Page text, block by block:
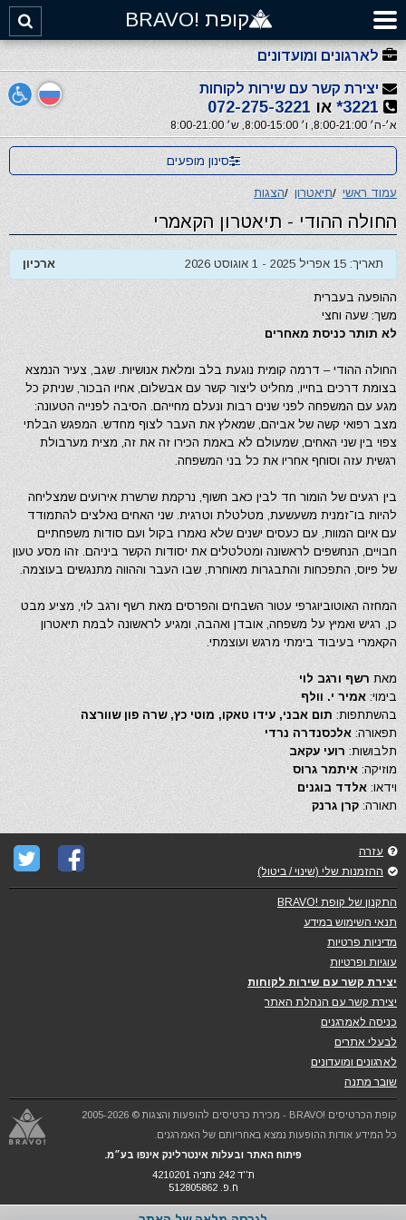
קופת !BRAVO
לארגונים ומועדונים
יצירת קשר עם שירות לקוחות
3221* או 072-275-3221
א׳-ה׳ 8:00-21:00, ו׳ 8:00-15:00, ש׳ 8:00-21:00
סינון מופעים
עמוד ראשי /תיאטרון /הצגות
החולה ההודי - תיאטרון הקאמרי
ארכיון תאריך: 15 אפריל 2025 - 1 אוגוסט 2026
ההופעה בעברית
משך: שעה וחצי
לא תותר כניסת מאחרים
החולה ההודי – דרמה קומית נוגעת בלב ומלאת אנושיות. שגב, צעיר הנמצא
בצומת דרכים בחייו, מחליט ליצור קשר עם אבשלום, אחיו הבכור, שניתק כל
מגע עם המשפחה לפני שנים רבות ונעלם מחייהם. הסיבה לפנייה הטעונה:
מצב רפואי קשה של אביהם, שמאלץ את העבר לצוף מחדש. המפגש הבלתי
צפוי בין שני האחים, שמעולם לא באמת הכירו זה את זה, מצית מערבולת
רגשית עזה וסוחף אחריו את כל בני המשפחה.
בין רגעים של הומור חד לבין כאב חשוף, נרקמת שרשרת אירועים שמצליחה
להיות בו־זמנית משעשעת, מטלטלת וטרגית. שני האחים נאלצים להתמודד
עם איום המוות, עם כעסים ישנים שלא נאמרו בקול ועם סודות משפחתיים
חבויים, הנחשפים לראשונה ומטלטלים את יסודות הקשר ביניהם. זהו מסע טעון
של פיוס, התפכחות והתבגרות מאוחרת, שבו העבר וההווה מתנגשים בעוצמה.
המחזה האוטוביוגרפי עטור השבחים והפרסים מאת רשף ורגב לוי, מציע מבט
כן, רגיש ואמיץ על משפחה, אובדן ואהבה, ומגיע לראשונה לבמת תיאטרון
הקאמרי בעיבוד בימתי מרגש ועוצמתי.
מאת רשף ורגב לוי
בימוי: אמיר י. וולף
בהשתתפות: תום אבני, עידו טאקו, מוטי כץ, שרה פון שוורצה
תפאורה: אלכסנדרה נרדי
תלבושות: רועי עקאב
מוזיקה: איתמר גרוס
וידאו: אלדד בוגנים
תאורה: קרן גרנק
עזרה
ההזמנות שלי (שינוי / ביטול)
התקנון של קופת !BRAVO
תנאי השימוש במידע
מדיניות פרטיות
עוגיות ופרטיות
יצירת קשר עם שירות לקוחות
יצירת קשר עם הנהלת האתר
כניסה לאמרגנים
לבעלי אתרים
לארגונים ומועדונים
שובר מתנה
קופת הכרטיסים !BRAVO - מכירת כרטיסים להופעות והצגות © 2005-2026
כל המידע אודות ההופעות נמצא באחריותם של האמרגנים.
פיתוח האתר ובעלות אינטרלינק אינפו בע״מ.
ת''ד 242 נתניה 4210201
ח.פ. 512805862